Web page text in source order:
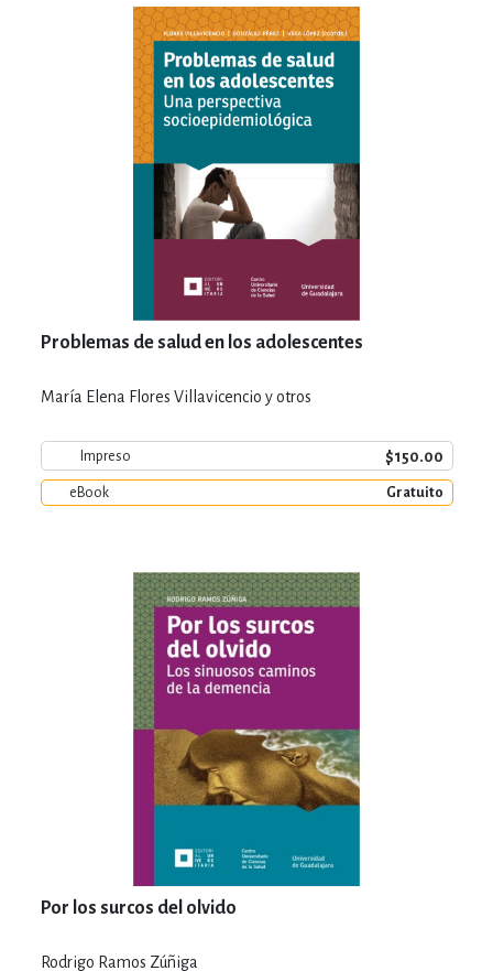
Problemas de salud en los adolescentes
María Elena Flores Villavicencio y otros
Impreso $150.00
eBook Gratuito
Por los surcos del olvido
Rodrigo Ramos Zúñiga